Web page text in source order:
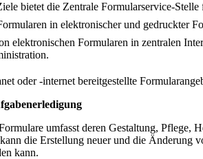
bietet die Zentrale Formularservice-
in elektronischer und gedruckter
elektronischen Formularen in zentralen
oder -internet bereitgestellte
umfasst deren Gestaltung, Pflege,
die Erstellung neuer und die Änderung
kann.